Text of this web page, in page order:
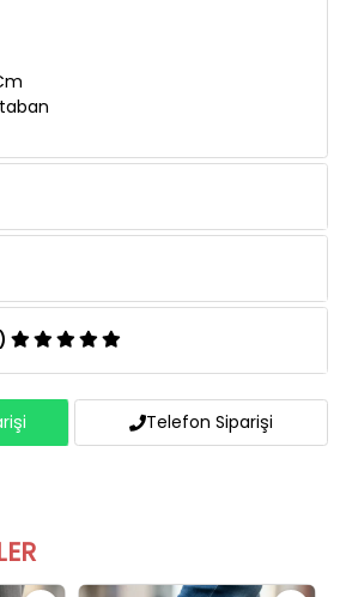
Telefon Siparişi